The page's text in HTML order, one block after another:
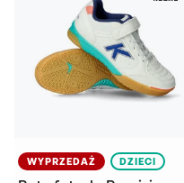
WYPRZEDAŻ DZIECI